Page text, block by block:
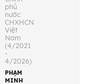
phủ
nước
CHXHCN
Việt
Nam
(4/2021
-
4/2026)
PHẠM
MINH